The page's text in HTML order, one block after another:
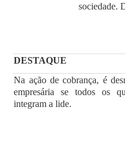
sociedade.
DESTAQUE
Na ação de cobrança, é
empresária se todos os
integram a lide.